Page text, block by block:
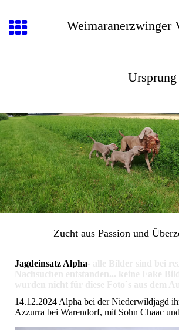
Weimaranerzwinger
Ursprung
Zucht aus Passion und
Jagdeinsatz Alpha
14.12.2024 Alpha bei der Niederwildjagd
Azzurra bei Warendorf, mit Sohn Chaac